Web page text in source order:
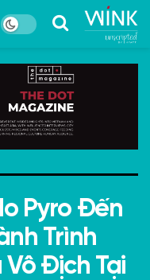
Pyro Đến
Trình
Vô Địch Tại